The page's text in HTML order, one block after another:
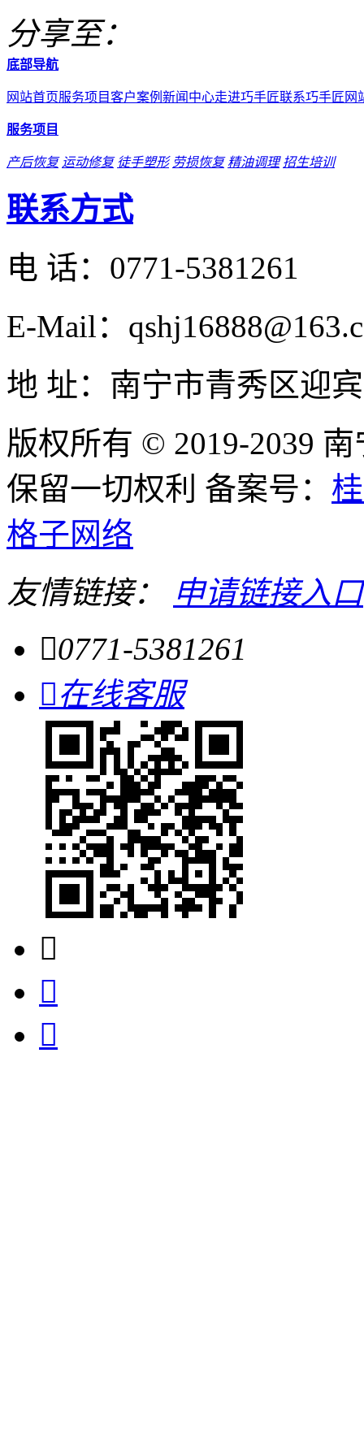
分享至：
底部导航
网站首页服务项目客户案例 新闻中心走进巧手匠联系巧手匠 网
服务项目
产后恢复 运动修复 徒手塑形 劳损恢复 精油调理 招生培训
联系方式
电 话： 0771-5381261
E-Mail：
地 址：南宁市青秀区迎
版权所有 © 2019-2039
保留一切权利 备案号：
格子网络
友情链接：
申请链接入口
0771-5381261
在线客服


